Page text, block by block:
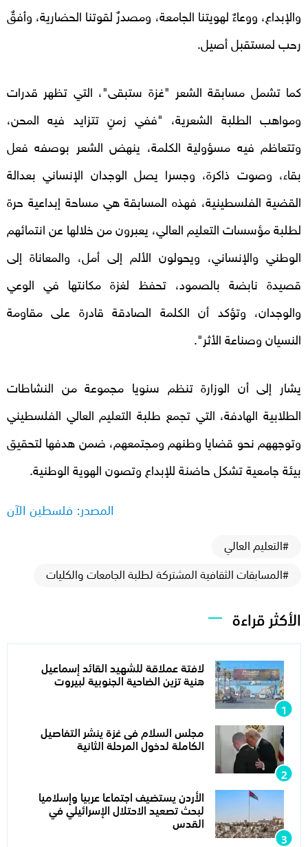
والإبداع، ووعاءٌ لهويتنا الجامعة، ومصدرٌ لقوتنا الحضارية، وأفقٌ
رحب لمستقبل أصيل.
كما تشمل مسابقة الشعر "غزة ستبقى"، التي تظهر قدرات
ومواهب الطلبة الشعرية، "ففي زمنٍ تتزايد فيه المحن،
وتتعاظم فيه مسؤولية الكلمة، ينهض الشعر بوصفه فعل
بقاء، وصوت ذاكرة، وجسرا يصل الوجدان الإنساني بعدالة
القضية الفلسطينية، فهذه المسابقة هي مساحة إبداعية حرة
لطلبة مؤسسات التعليم العالي، يعبرون من خلالها عن انتمائهم
الوطني والإنساني، ويحولون الألم إلى أمل، والمعاناة إلى
قصيدة نابضة بالصمود، تحفظ لغزة مكانتها في الوعي
والوجدان، وتؤكد أن الكلمة الصادقة قادرة على مقاومة
النسيان وصناعة الأثر".
يشار إلى أن الوزارة تنظم سنويا مجموعة من النشاطات
الطلابية الهادفة، التي تجمع طلبة التعليم العالي الفلسطيني
وتوجههم نحو قضايا وطنهم ومجتمعهم، ضمن هدفها لتحقيق
بيئة جامعية تشكل حاضنة للإبداع وتصون الهوية الوطنية.
المصدر: فلسطين الآن
#التعليم العالي
#المسابقات الثقافية المشتركة لطلبة الجامعات والكليات
الأكثر قراءة
لافتة عملاقة للشهيد القائد إسماعيل
هنية تزين الضاحية الجنوبية لبيروت
مجلس السلام فى غزة ينشر التفاصيل
الكاملة لدخول المرحلة الثانية
الأردن يستضيف اجتماعا عربيا وإسلاميا
لبحث تصعيد الاحتلال الإسرائيلي في
القدس